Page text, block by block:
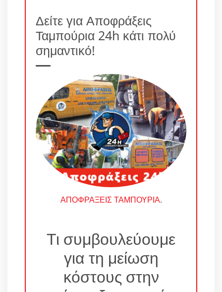
Δείτε για Αποφράξεις
Ταμπούρια 24h κάτι πολύ
σημαντικό!
ΑΠΟΦΡΑΞΕΙΣ ΤΑΜΠΟΥΡΙΑ.
Τι συμβουλεύουμε
για τη μείωση
κόστους στην